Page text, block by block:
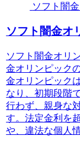
ソフト闇
ソフト闇金オ
ソフト闇金オリ
金オリンピック
金オリンピック
なり、初期段階
行わず、親身な
す。法定金利を
や、違法な個人